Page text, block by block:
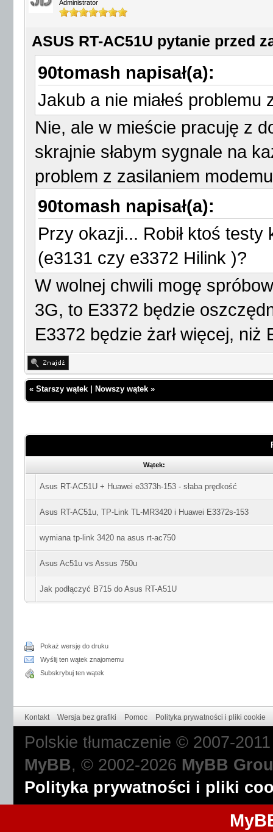
Administrator
ASUS RT-AC51U pytanie przed
90tomash napisał(a):
Jakub a nie miałeś problemu
Nie, ale w mieście pracuję z
skrajnie słabym sygnale na
problem z zasilaniem
90tomash napisał(a):
Przy okazji... Robił ktoś
(e3131 czy e3372 Hilink )?
W wolnej chwili mogę
3G, to E3372 będzie
E3372 będzie żarł więcej, niż
« Starszy wątek Nowszy wątek »
Wątek:
Asus RT-AC51U + Huawei e3373h-153 - słaba prędkość
Asus RT-AC51u, TP-Link TL-MR3420 i Huawei E3372s-153
wymiana tp-link 3420 na asus rt-ac750
Asus Ac51u vs Assus 750u
Jak podłączyć B715 do Asus RT-A51U
Pokaż wersję do druku
Wyślij ten wątek znajomemu
Subskrybuj ten wątek
Kontakt Wersja bez grafiki Pomoc Polityka prywatności i pliki cookie
Polskie tłumaczenie © 2007-
MyBB, © 2002-2026 MyBB
Polityka prywatności i pliki